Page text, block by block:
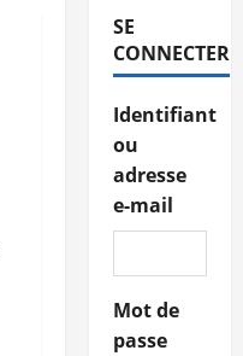
SE
CONNECTER
Identifiant
ou
adresse
e-mail
Mot de
passe